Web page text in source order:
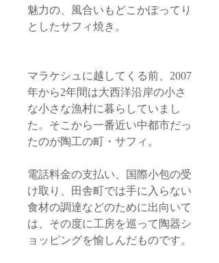
魅力の、風合いもどこかぽってり
としたサフィ焼き。
マラケシュに越してくる前、2007
年から2年間は大西洋沿岸の小さ
な小さな漁村に暮らしていまし
た。そこから一番近い中都市だっ
たのが陶工の町・サフィ。
電話料金の支払い、国際小包の受
け取り、田舎町では手に入らない
食材の調達などのために出向いて
は、その度に工房を巡って陶器シ
ョッピングを愉しんだものです。